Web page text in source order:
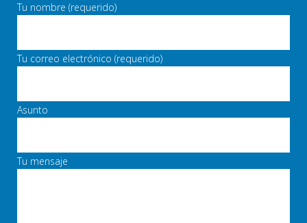
Tu nombre (requerido)
Tu correo electrónico (requerido)
Asunto
Tu mensaje